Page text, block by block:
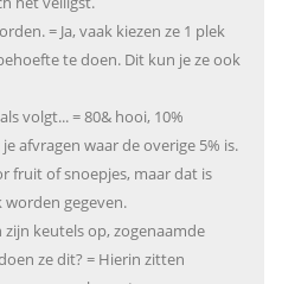
= Ja, vaak kiezen ze 1 plek
te doen. Dit kun je ze ook
volgt... = 80& hooi, 10%
afvragen waar de overige 5% is.
fruit of snoepjes, maar dat is
gegeven.
zijn keutels op, zogenaamde
ze dit? = Hierin zitten